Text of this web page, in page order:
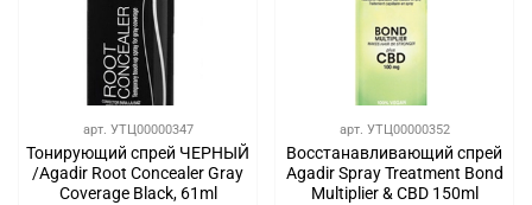
арт. УТЦ00000347
Тонирующий спрей ЧЕРНЫЙ
/Agadir Root Concealer Gray
Coverage Black, 61ml
арт. УТЦ00000352
Восстанавливающий спрей
Agadir Spray Treatment Bond
Multiplier & CBD 150ml